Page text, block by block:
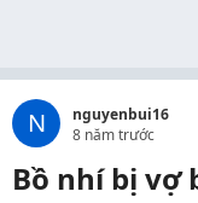
N
nguyenbui16
8 năm trước
Bồ nhí bị vợ